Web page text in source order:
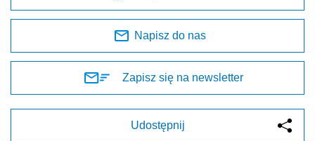
Napisz do nas
Zapisz się na newsletter
Udostępnij